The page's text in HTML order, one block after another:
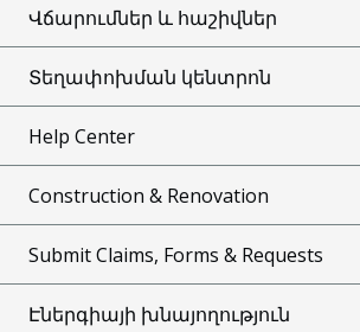
Վճարումներ և հաշիվներ
Տեղափոխման կենտրոն
Help Center
Construction & Renovation
Submit Claims, Forms & Requests
Էներգիայի խնայողություն